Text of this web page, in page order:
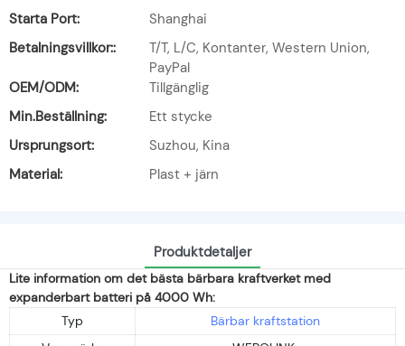
Starta Port:
Shanghai
Betalningsvillkor::
T/T, L/C, Kontanter, Western Union,
PayPal
OEM/ODM:
Tillgänglig
Min.Beställning:
Ett stycke
Ursprungsort:
Suzhou, Kina
Material:
Plast + järn
Produktdetaljer
Lite information om det bästa bärbara kraftverket med
expanderbart batteri på 4000 Wh:
Typ
Bärbar kraftstation